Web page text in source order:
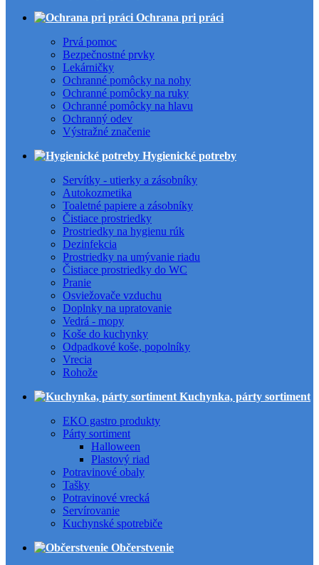
Ochrana pri práci
Prvá pomoc
Bezpečnostné prvky
Lekárničky
Ochranné pomôcky na nohy
Ochranné pomôcky na ruky
Ochranné pomôcky na hlavu
Ochranný odev
Výstražné značenie
Hygienické potreby
Servítky - utierky a zásobníky
Autokozmetika
Toaletné papiere a zásobníky
Čistiace prostriedky
Prostriedky na hygienu rúk
Dezinfekcia
Prostriedky na umývanie riadu
Čistiace prostriedky do WC
Pranie
Osviežovače vzduchu
Doplnky na upratovanie
Vedrá - mopy
Koše do kuchynky
Odpadkové koše, popolníky
Vrecia
Rohože
Kuchynka, párty sortiment
EKO gastro produkty
Párty sortiment
Halloween
Plastový riad
Potravinové obaly
Tašky
Potravinové vrecká
Servírovanie
Kuchynské spotrebiče
Občerstvenie